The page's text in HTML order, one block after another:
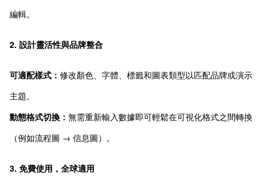
編輯。
2. 設計靈活性與品牌整合
可適配樣式： 修改顏色、字體、標籤和圖表類型以匹配品牌或演示
主題。
動態格式切換： 無需重新輸入數據即可輕鬆在可視化格式之間轉換
（例如流程圖 → 信息圖）。
3. 免費使用，全球適用